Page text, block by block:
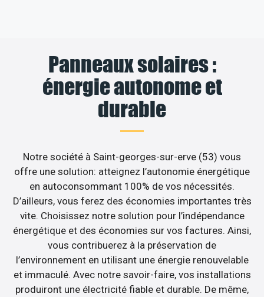
Panneaux solaires :
énergie autonome et
durable
Notre société à Saint-georges-sur-erve (53) vous
offre une solution: atteignez l’autonomie énergétique
en autoconsommant 100% de vos nécessités.
D’ailleurs, vous ferez des économies importantes très
vite. Choisissez notre solution pour l’indépendance
énergétique et des économies sur vos factures. Ainsi,
vous contribuerez à la préservation de
l’environnement en utilisant une énergie renouvelable
et immaculé. Avec notre savoir-faire, vos installations
produiront une électricité fiable et durable. De même,